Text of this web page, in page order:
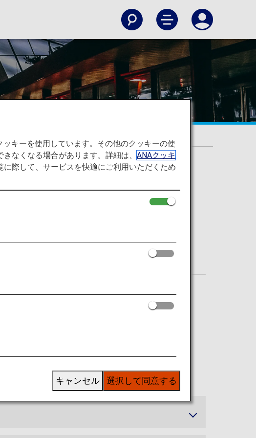
キーを使用しています。その他のクッキーの使
なくなる場合があります。詳細は、ANAクッキ
際して、サービスを快適にご利用いただくため
選択して同意する
キャンセル